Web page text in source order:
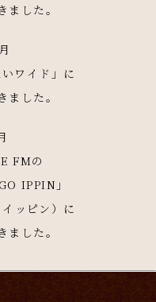
ました。
ワイド」に
ました。
FMの
IPPIN」
ッピン）に
ました。